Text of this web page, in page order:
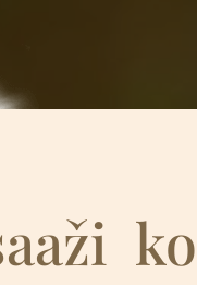
k